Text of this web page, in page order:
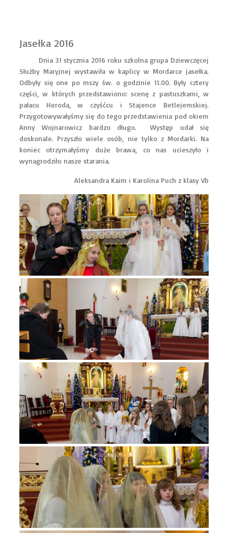
Jasełka 2016
Dnia 31 stycznia 2016 roku szkolna grupa Dziewczęcej
Służby Maryjnej wystawiła w kaplicy w Mordarce jasełka.
Odbyły się one po mszy św. o godzinie 11.00. Były cztery
części, w których przedstawiono: scenę z pastuszkami, w
pałacu Heroda, w czyśćcu i Stajence Betlejemskiej.
Przygotowywałyśmy się do tego przedstawienia pod okiem
Anny Wojnarowicz bardzo długo. Występ udał się
doskonale. Przyszło wiele osób, nie tylko z Mordarki. Na
koniec otrzymałyśmy duże brawa, co nas ucieszyło i
wynagrodziło nasze starania.
Aleksandra Kaim i Karolina Puch z klasy Vb